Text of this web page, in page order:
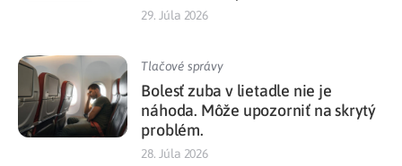
29. Júla 2026
Tlačové správy
Bolesť zuba v lietadle nie je
náhoda. Môže upozorniť na skrytý
problém.
28. Júla 2026